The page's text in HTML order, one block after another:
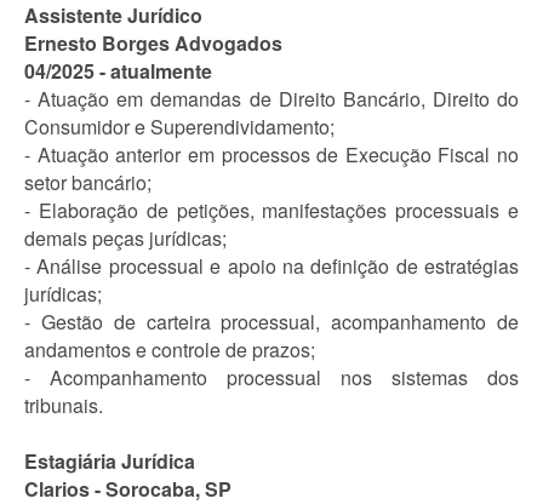
Assistente Jurídico
Ernesto Borges Advogados
04/2025 - atualmente
- Atuação em demandas de Direito Bancário, Direito do
Consumidor e Superendividamento;
- Atuação anterior em processos de Execução Fiscal no
setor bancário;
- Elaboração de petições, manifestações processuais e
demais peças jurídicas;
- Análise processual e apoio na definição de estratégias
jurídicas;
- Gestão de carteira processual, acompanhamento de
andamentos e controle de prazos;
- Acompanhamento processual nos sistemas dos
tribunais.
Estagiária Jurídica
Clarios - Sorocaba, SP